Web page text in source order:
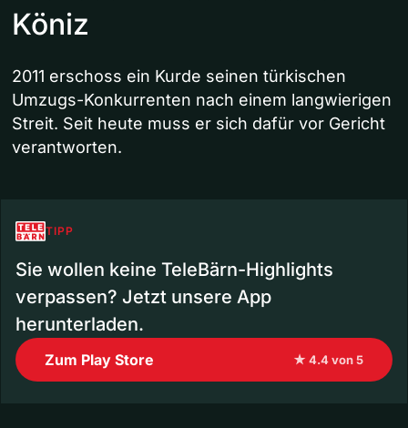
Köniz
2011 erschoss ein Kurde seinen türkischen
Umzugs-Konkurrenten nach einem langwierigen
Streit. Seit heute muss er sich dafür vor Gericht
verantworten.
TIPP
Sie wollen keine TeleBärn-Highlights
verpassen? Jetzt unsere App
herunterladen.
Zum Play Store ★ 4.4 von 5